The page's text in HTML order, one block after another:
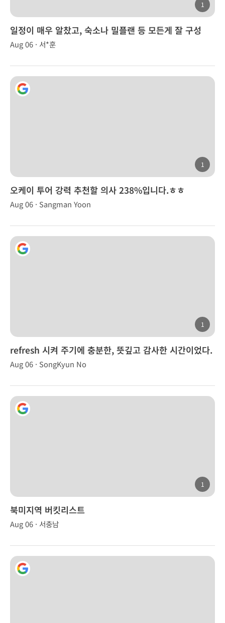
1
일정이 매우 알찼고, 숙소나 밀플랜 등 모든게 잘 구성
Aug 06 · 서*훈
1
오케이 투어 강력 추천할 의사 238%입니다.ㅎㅎ
Aug 06 · Sangman Yoon
1
refresh 시켜 주기에 충분한, 뜻깊고 감사한 시간이었다.
Aug 06 · SongKyun No
1
북미지역 버킷리스트
Aug 06 · 서충남